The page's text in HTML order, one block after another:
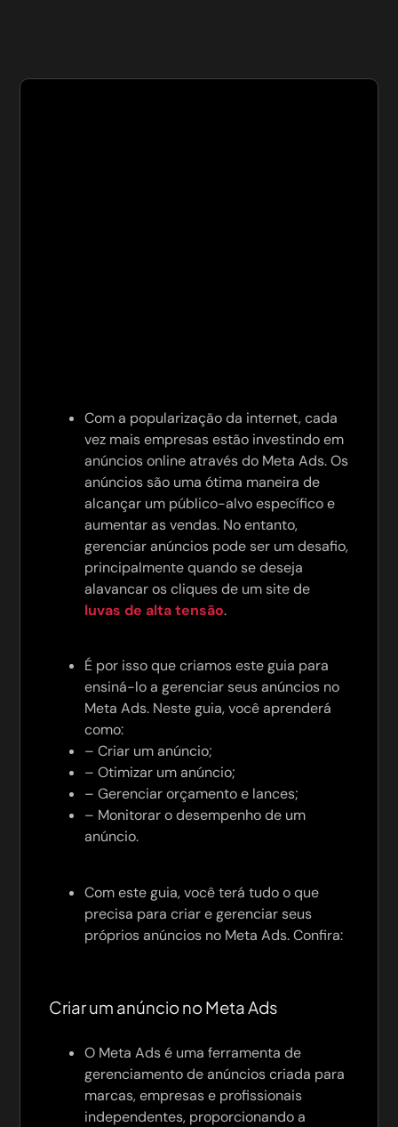
Com a popularização da internet, cada
vez mais empresas estão investindo em
anúncios online através do Meta Ads. Os
anúncios são uma ótima maneira de
alcançar um público-alvo específico e
aumentar as vendas. No entanto,
gerenciar anúncios pode ser um desafio,
principalmente quando se deseja
alavancar os cliques de um site de
luvas de alta tensão.
É por isso que criamos este guia para
ensiná-lo a gerenciar seus anúncios no
Meta Ads. Neste guia, você aprenderá
como:
– Criar um anúncio;
– Otimizar um anúncio;
– Gerenciar orçamento e lances;
– Monitorar o desempenho de um
anúncio.
Com este guia, você terá tudo o que
precisa para criar e gerenciar seus
próprios anúncios no Meta Ads. Confira:
Criar um anúncio no Meta Ads
O Meta Ads é uma ferramenta de
gerenciamento de anúncios criada para
marcas, empresas e profissionais
independentes, proporcionando a